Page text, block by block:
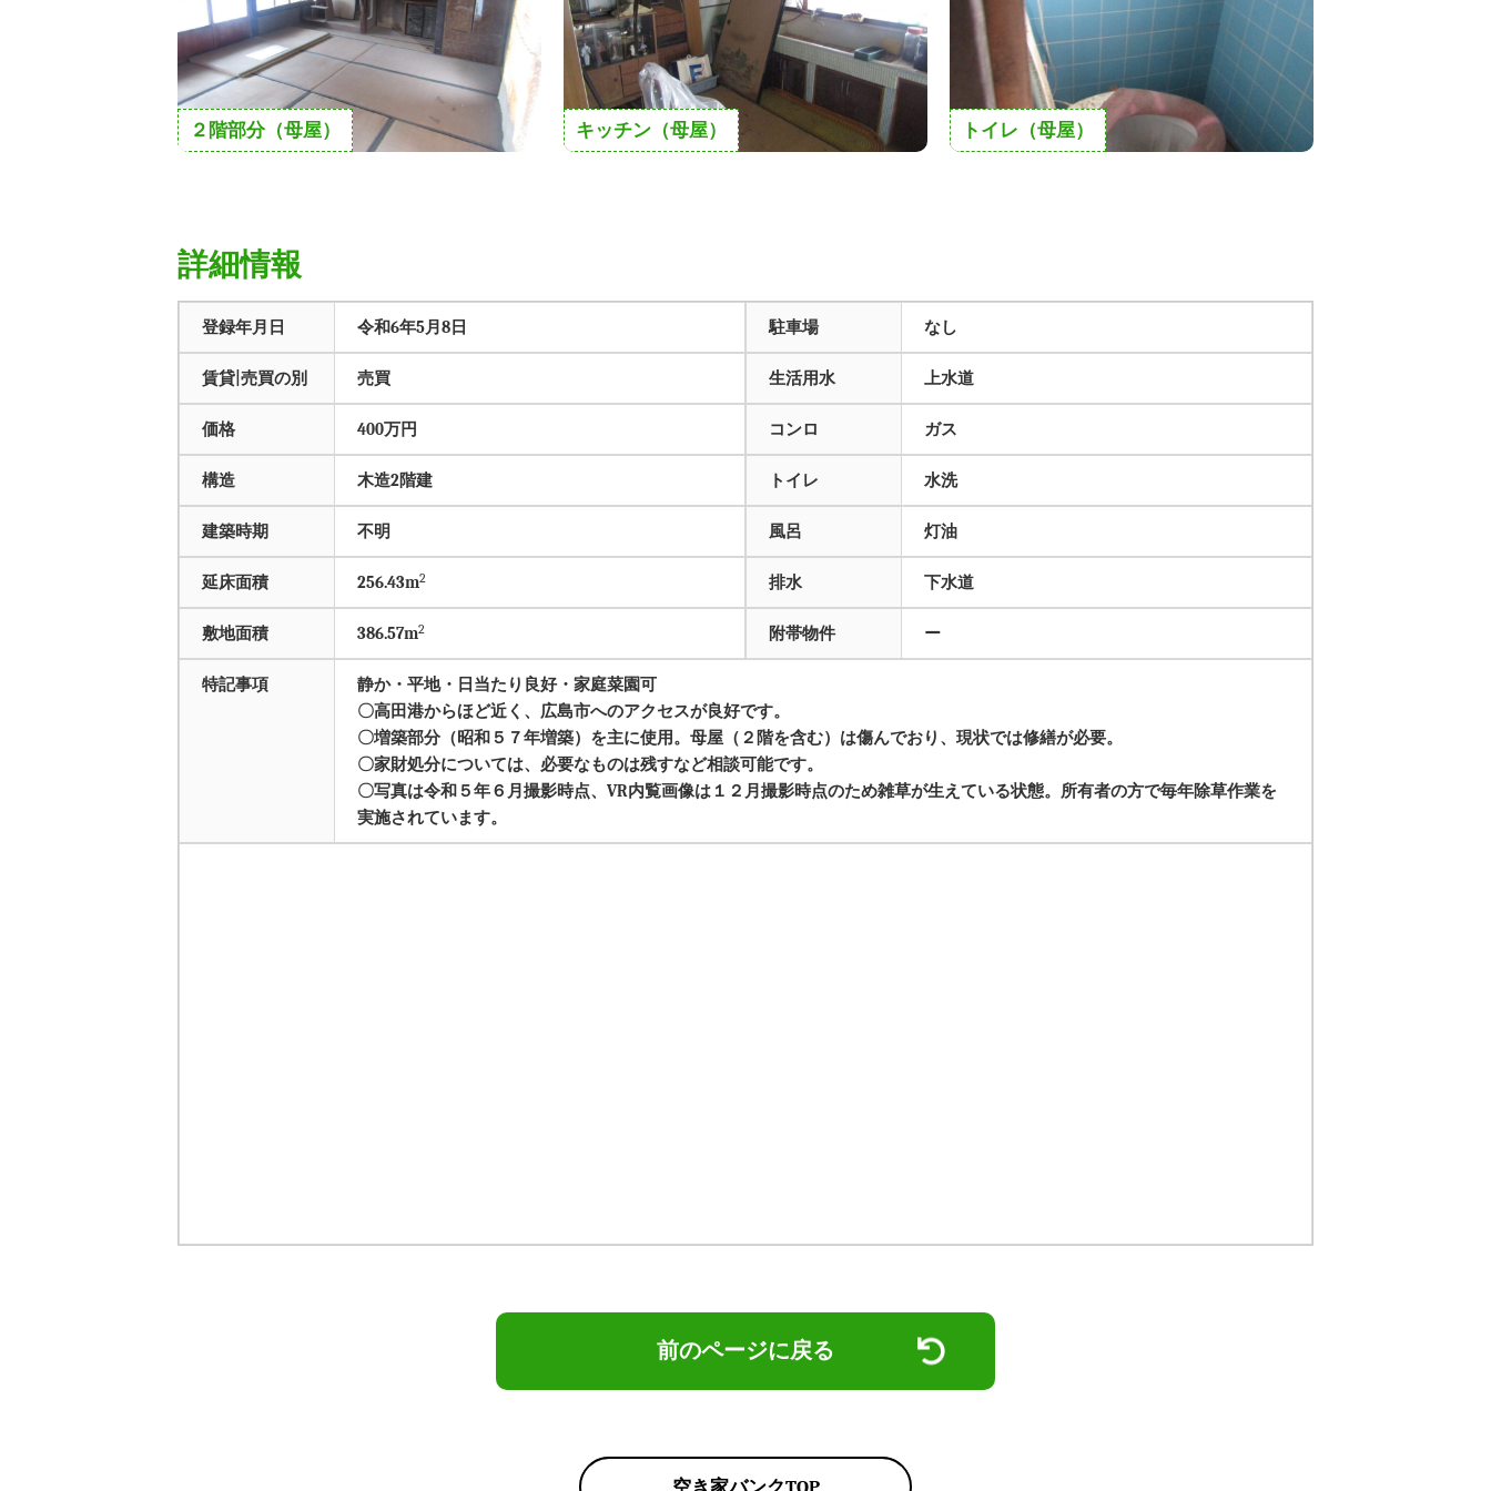
２階部分（母屋） キッチン（母屋） トイレ（母屋）
詳細情報
登録年月日 令和6年5月8日
賃貸|売買の別 売買
価格 400万円
構造 木造2階建
建築時期 不明
延床面積 256.43m2
敷地面積 386.57m2
駐車場 なし
生活用水 上水道
コンロ ガス
トイレ 水洗
風呂 灯油
排水 下水道
附帯物件 ー
特記事項
静か・平地・日当たり良好・家庭菜園可
〇高田港からほど近く、広島市へのアクセスが良好です。
〇増築部分（昭和５７年増築）を主に使用。母屋（２階を含む）は傷んでおり、現状では修繕が必要。
〇家財処分については、必要なものは残すなど相談可能です。
〇写真は令和５年６月撮影時点、VR内覧画像は１２月撮影時点のため雑草が生えている状態。所有者の方で毎年除草作業を
実施されています。
前のページに戻る